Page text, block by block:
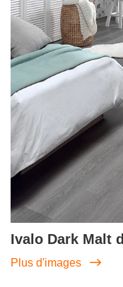
Ivalo Dark Malt
Plus d'images